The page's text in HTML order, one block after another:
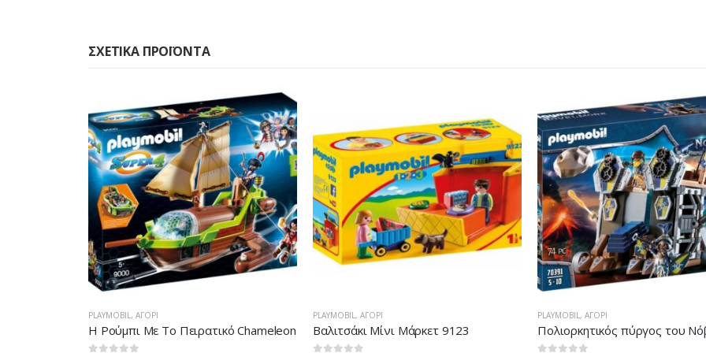
ΣΧΕΤΙΚΆ ΠΡΟΪΌΝΤΑ
PLAYMOBIL , ΑΓΌΡΙ
Βαλιτσάκι Μίνι Μάρκετ 9123
PLAYMOBIL , ΑΓΌΡΙ
Πολιορκητικός πύργος του Νόβελμορ
PLAYMOBIL , ΑΓΌΡΙ
Οι Τρεις Μάγοι